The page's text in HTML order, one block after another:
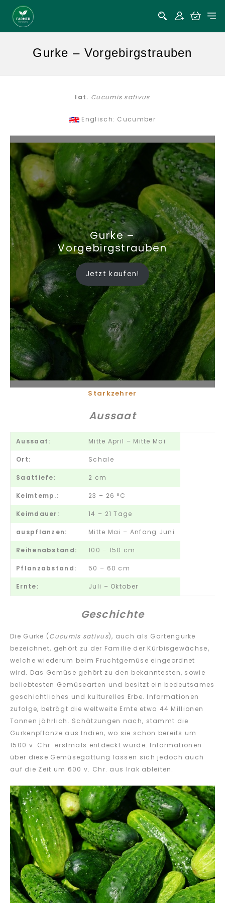
Gurke – Vorgebirgstrauben
lat. Cucumis sativus
Englisch: Cucumber
Gurke –
Vorgebirgstrauben
Jetzt kaufen!
Starkzehrer
Aussaat
Aussaat: Mitte April – Mitte Mai
Ort: Schale
Saattiefe: 2 cm
Keimtemp.: 23 – 26 °C
Keimdauer: 14 – 21 Tage
auspflanzen: Mitte Mai – Anfang Juni
Reihenabstand: 100 – 150 cm
Pflanzabstand: 50 – 60 cm
Ernte: Juli – Oktober
Geschichte
Die Gurke (Cucumis sativus), auch als Gartengurke
bezeichnet, gehört zu der Familie der Kürbisgewächse,
welche wiederum beim Fruchtgemüse eingeordnet
wird. Das Gemüse gehört zu den bekanntesten, sowie
beliebtesten Gemüsearten und besitzt ein bedeutsames
geschichtliches und kulturelles Erbe. Informationen
zufolge, beträgt die weltweite Ernte etwa 44 Millionen
Tonnen jährlich. Schätzungen nach, stammt die
Gurkenpflanze aus Indien, wo sie schon bereits um
1500 v. Chr. erstmals entdeckt wurde. Informationen
über diese Gemüsegattung lassen sich jedoch auch
auf die Zeit um 600 v. Chr. aus Irak ableiten.